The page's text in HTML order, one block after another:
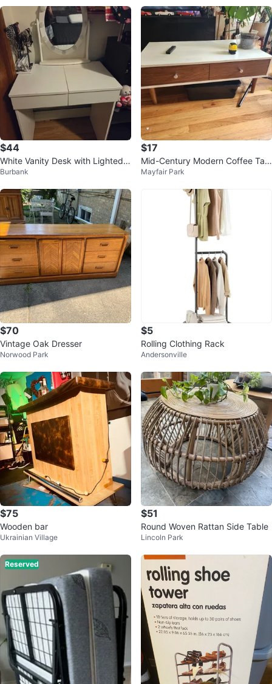
$44
White Vanity Desk with Lighted
Mirror
Burbank
$17
Mid-Century Modern Coffee Tabl
e
Mayfair Park
$70
Vintage Oak Dresser
Norwood Park
$5
Rolling Clothing Rack
Andersonville
$75
Wooden bar
Ukrainian Village
$51
Round Woven Rattan Side Table
Lincoln Park
Reserved